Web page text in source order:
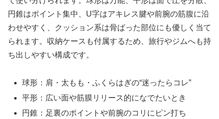
円錐はポイント集中、U字はアキレス腱や前腕の筋腹に沿
わせやすく、クッション系は骨ばった部位にも優しく当て
られます。収納ケースも付属するため、旅行やジムへも持
ち出しやすい構成です。
球形：肩・太もも・ふくらはぎの“迷ったらコレ”
平形：広い面や筋膜リリース的になでたいとき
円錐：足裏のポイントや前腕のコリにピン打ち